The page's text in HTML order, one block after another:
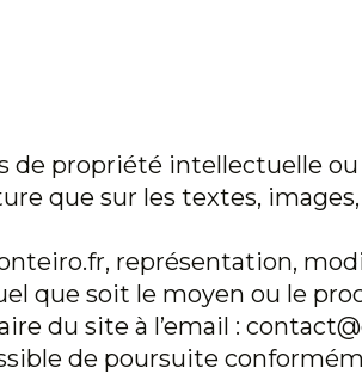
propriété intellectuelle
que sur les textes, images,
, représentation,
que soit le moyen ou le
du site à l’email :
de poursuite